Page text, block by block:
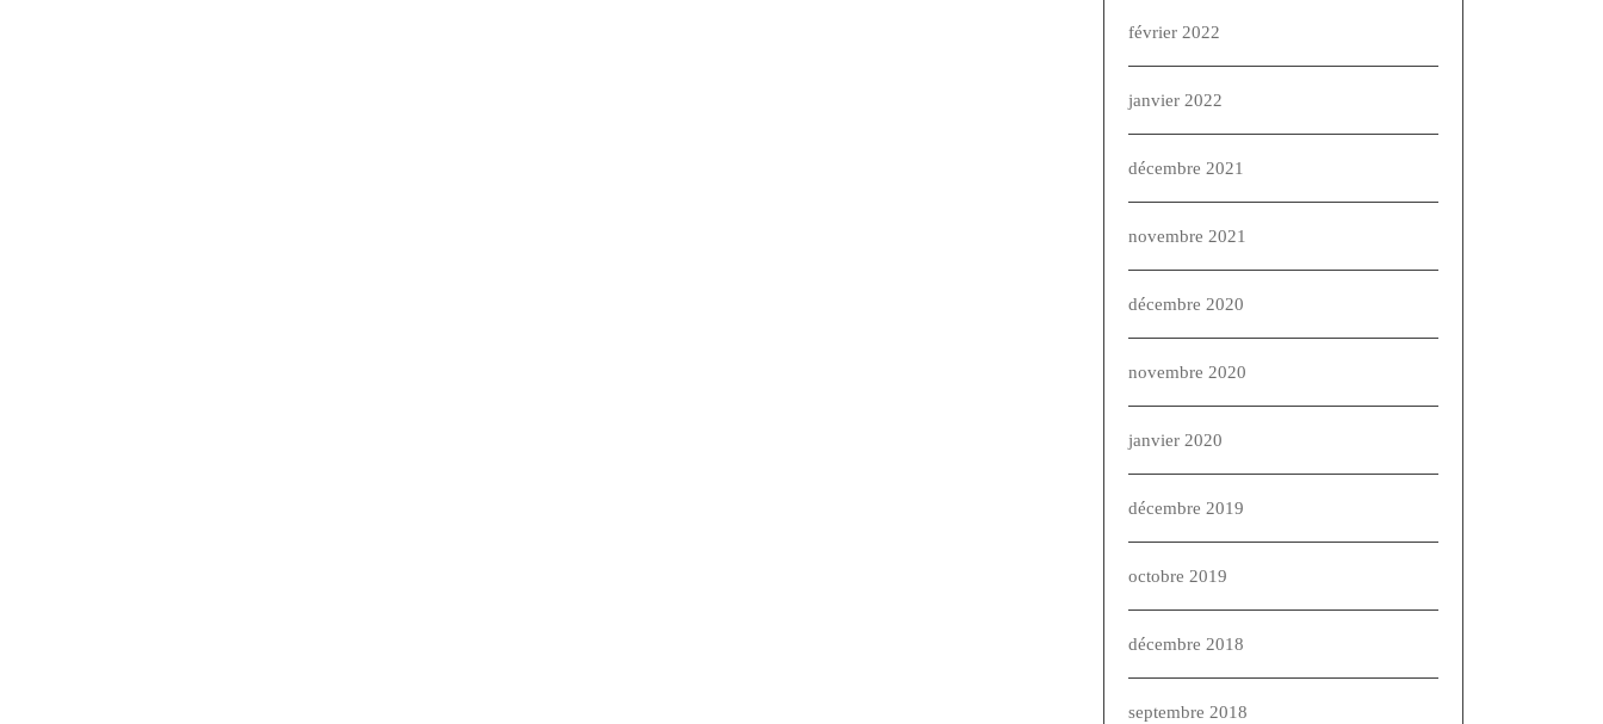
février 2022
janvier 2022
décembre 2021
novembre 2021
décembre 2020
novembre 2020
janvier 2020
décembre 2019
octobre 2019
décembre 2018
septembre 2018